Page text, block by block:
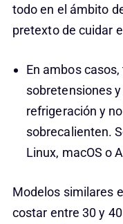
todo en el ámbito
pretexto de cuidar
En ambos
sobretensiones
refrigeración y
sobrecalienten.
Linux, macOS o
Modelos similares
costar entre 30 y